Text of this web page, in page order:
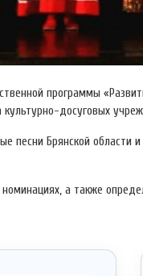
программы
досуговых
песни Брянской
а также